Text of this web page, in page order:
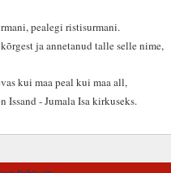
pealegi ristisurmani.
ja annetanud talle selle nime,
kui maa peal kui maa all,
Issand - Jumala Isa kirkuseks.